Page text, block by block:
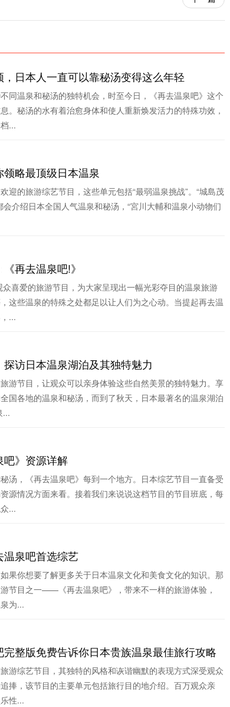
日本人一直可以靠秘汤变得这么年轻
同温泉和秘汤的独特机会，时至今日，《再去温泉吧》这个
。秘汤的水有着治愈身体和使人重新焕发活力的特殊功效，
...
领略最顶级日本温泉
迎的旅游综艺节目，这些单元包括“最弱温泉挑战”。“城島茂
介绍日本全国人气温泉和秘汤，“宮川大輔和温泉小动物们
再去温泉吧!》
众喜爱的旅游节目，为大家呈现出一幅光彩夺目的温泉旅游
这些温泉的特殊之处都足以让人们为之心动。当提起再去温
...
探访日本温泉湖泊及其独特魅力
游节目，让观众可以亲身体验这些自然美景的独特魅力。享
国各地的温泉和秘汤，而到了秋天，日本最著名的温泉湖泊
...
吧》资源详解
汤，《再去温泉吧》每到一个地方。日本综艺节目一直备受
源情况方面来看。接着我们来说说这档节目的节目班底，每
...
温泉吧首选综艺
果你想要了解更多关于日本温泉文化和美食文化的知识。那
节目之一——《再去温泉吧》，带来不一样的旅游体验，
为...
整版免费告诉你日本贵族温泉最佳旅行攻略
游综艺节目，其独特的风格和诙谐幽默的表现方式深受观众
捧，该节目的主要单元包括旅行目的地介绍。百万观众亲
性...